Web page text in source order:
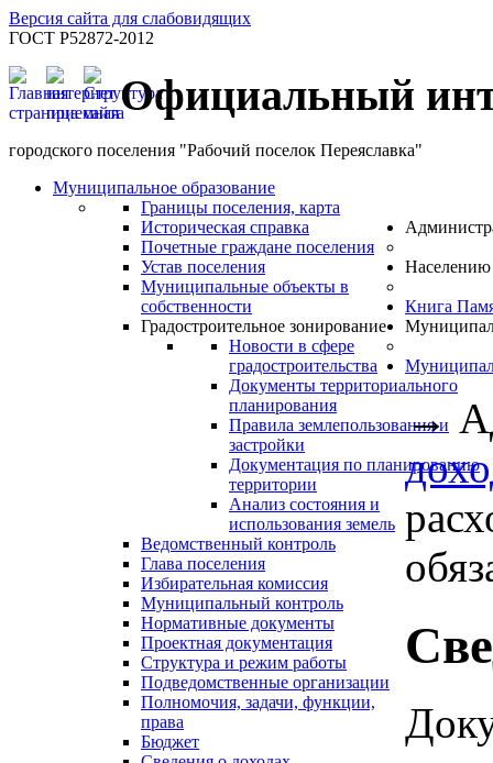
Версия сайта для слабовидящих
ГОСТ Р52872-2012
Официальный
городского поселения "Рабочий поселок Переяславка"
Муниципальное образование
Границы поселения, карта
Историческая справка
Почетные граждане поселения
Устав поселения
Муниципальные объекты в
собственности
Градостроительное зонирование
Новости в сфере
градостроительства
Документы территориального
планирования
Правила землепользования и
застройки
Документация по планированию
территории
Анализ состояния и
использования земель
Ведомственный контроль
Глава поселения
Избирательная комиссия
Муниципальный контроль
Нормативные документы
Проектная документация
Структура и режим работы
Подведомственные организации
Полномочия, задачи, функции,
права
Бюджет
Населению
Книга
→